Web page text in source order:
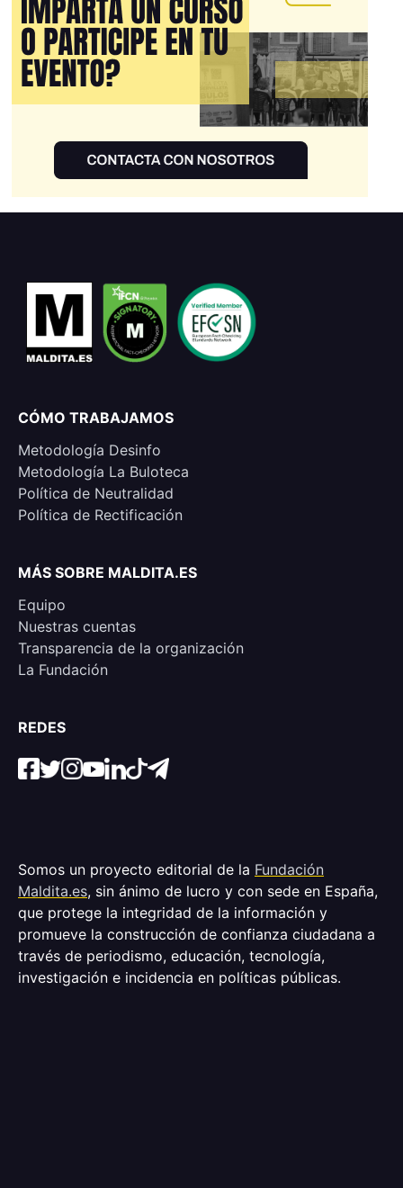
CÓMO TRABAJAMOS
Metodología Desinfo
Metodología La Buloteca
Política de Neutralidad
Política de Rectificación
MÁS SOBRE MALDITA.ES
Equipo
Nuestras cuentas
Transparencia de la organización
La Fundación
REDES
Somos un proyecto editorial de la Fundación
Maldita.es, sin ánimo de lucro y con sede en España,
que protege la integridad de la información y
promueve la construcción de confianza ciudadana a
través de periodismo, educación, tecnología,
investigación e incidencia en políticas públicas.